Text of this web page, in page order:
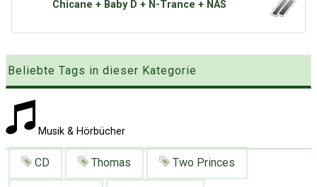
Google Neu hier?
Mediadaten
Chicane + Baby D + N-Trance + NAS
Beliebte Tags in dieser Kategorie
Musik & Hörbücher
CD Thomas Two Princes